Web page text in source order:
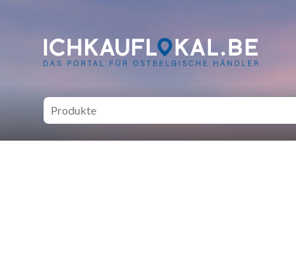
ich kauf lokal - Bei